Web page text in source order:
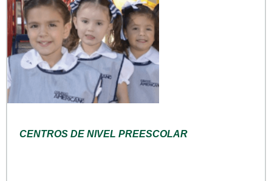
CENTROS DE NIVEL PREESCOLAR